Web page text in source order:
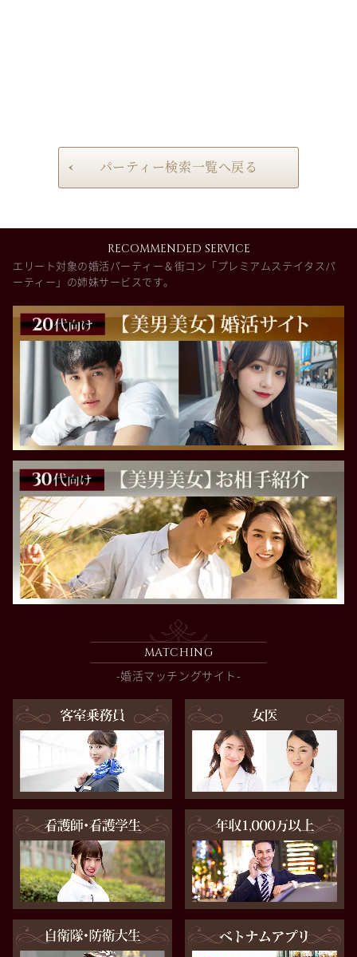
パーティー検索一覧へ戻る
RECOMMENDED SERVICE
エリート対象の婚活パーティー＆街コン「プレミアムステイタスパ
ーティー」の姉妹サービスです。
MATCHING
-婚活マッチングサイト-